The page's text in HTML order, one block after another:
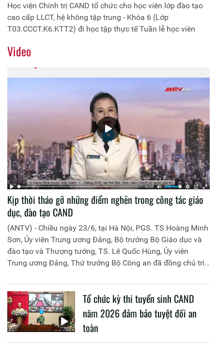
Học viện Chính trị CAND tổ chức cho học viên lớp đào tạo
cao cấp LLCT, hệ không tập trung - Khóa 6 (Lớp
T03.CCCT.K6.KTT2) đi học tập thực tế Tuần lễ học viên
Video
Kịp thời tháo gỡ những điểm nghẽn trong công tác giáo
dục, đào tạo CAND
(ANTV) - Chiều ngày 23/6, tại Hà Nội, PGS. TS Hoàng Minh
Sơn, Ủy viên Trung ương Đảng, Bộ trưởng Bộ Giáo dục và
đào tạo và Thượng tướng, TS. Lê Quốc Hùng, Ủy viên
Trung ương Đảng, Thứ trưởng Bộ Công an đã đồng chủ trì
liên quan đến công tác giáo dục và đào tạo của lực lượng
CAND.
Tổ chức kỳ thi tuyển sinh CAND
năm 2026 đảm bảo tuyệt đối an
toàn